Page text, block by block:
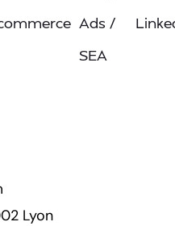
Ads /
SEA
Lyon